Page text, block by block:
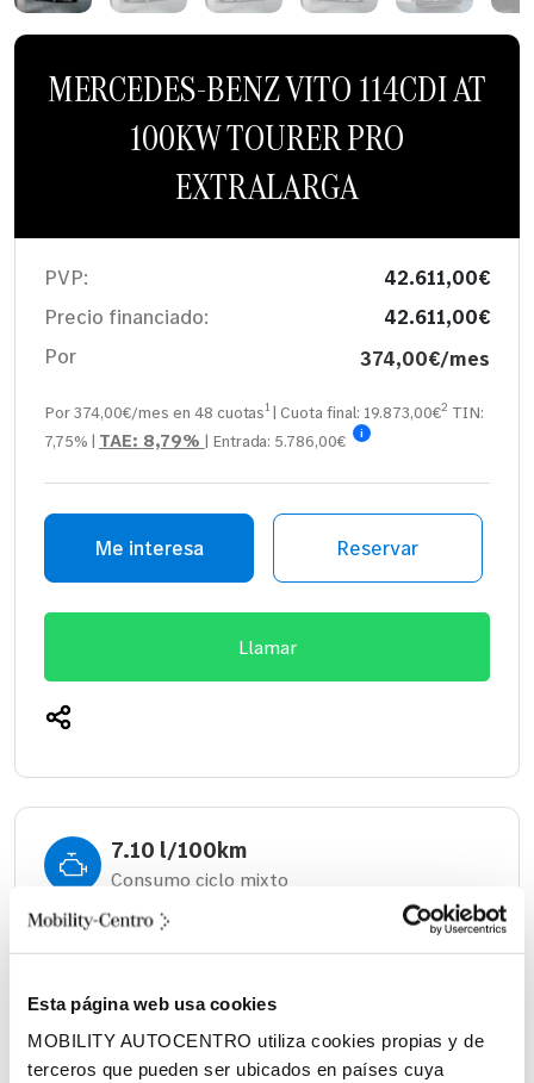
Esta página web usa cookies
MOBILITY AUTOCENTRO utiliza cookies propias y de
terceros que pueden ser ubicados en países cuya
MERCEDES-BENZ VITO 114CDI AT
100KW TOURER PRO
EXTRALARGA
PVP:
42.611,00€
Precio financiado:
42.611,00€
Por
374,00€/mes
Por 374,00€/mes en 48 cuotas1 | Cuota final: 19.873,00€2 TIN:
7,75% | TAE: 8,79% | Entrada: 5.786,00€ i
Me interesa Reservar
Llamar
7.10 l/100km
Consumo ciclo mixto
830 litros
Volumen espacio de carga